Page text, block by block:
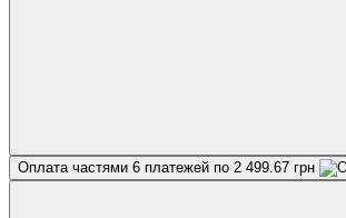
Оплата частями 6 платежей по 2 499.67 грн